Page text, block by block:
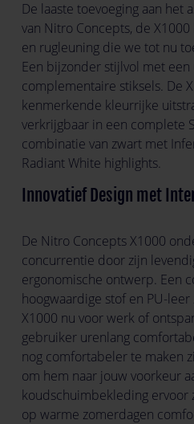
De laaste toevoeging aan het
van Nitro Concepts, de
en rugleuning die we tot nu
Een bijzonder stijlvol met
complementaire stiksels. De
kenmerkende kleurrijke
verkrijgbaar in een complete
combinatie van zwart met
Radiant White highlights.
Innovatief Design met
De Nitro Concepts X1000
concurrentie door zijn
ergonomische ontwerp. Een
hoogwaardige stof en PU-
X1000 nu voor werk of
gebruiker urenlang
nog comfortabeler te maken
om hem naar jouw voorkeur
koudschuimbekleding ervoor
op warme zomerdagen